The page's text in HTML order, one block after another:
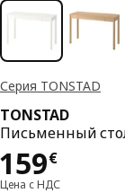
Серия TONSTAD
TONSTAD
Письменный
159€
Цена
Цена с НДС